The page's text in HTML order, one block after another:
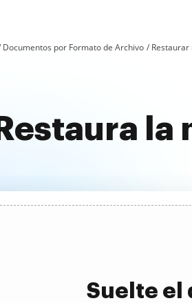
Documentos por Formato de Archivo
Restaura la
Suelte el